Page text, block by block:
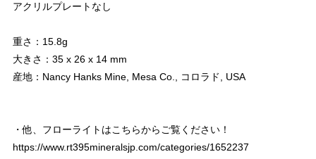
アクリルプレートなし
重さ：15.8g
大きさ：35 x 26 x 14 mm
産地：Nancy Hanks Mine, Mesa Co., コロラド, USA
・他、フローライトはこちらからご覧ください！
https://www.rt395mineralsjp.com/categories/1652237